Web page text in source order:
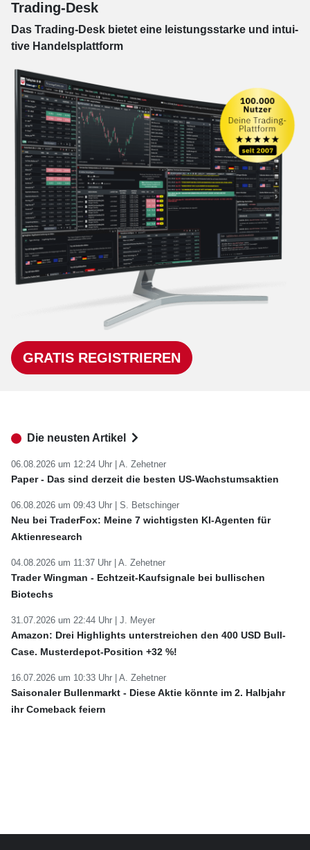
Trading-Desk
Das Trading-Desk bie­tet eine leis­tungs­star­ke und in­tui­
tive Han­dels­platt­form
GRATIS REGISTRIEREN
Die neusten Artikel
06.08.2026 um 12:24 Uhr | A. Zehetner
Paper - Das sind derzeit die besten US-Wachstumsaktien
06.08.2026 um 09:43 Uhr | S. Betschinger
Neu bei TraderFox: Meine 7 wichtigsten KI-Agenten für
Aktienresearch
04.08.2026 um 11:37 Uhr | A. Zehetner
Trader Wingman - Echtzeit-Kaufsignale bei bullischen
Biotechs
31.07.2026 um 22:44 Uhr | J. Meyer
Amazon: Drei Highlights unterstreichen den 400 USD Bull-
Case. Musterdepot-Position +32 %!
16.07.2026 um 10:33 Uhr | A. Zehetner
Saisonaler Bullenmarkt - Diese Aktie könnte im 2. Halbjahr
ihr Comeback feiern